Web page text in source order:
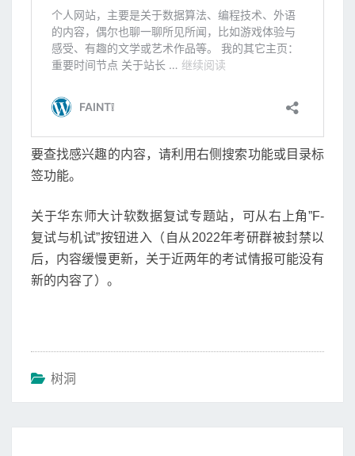
に
つ
い
要查找感兴趣的内容，请利用右侧搜索功能或目录标
签功能。
关于华东师大计软数据复试专题站，可从右上角”F-
复试与机试”按钮进入（自从2022年考研群被封禁以
后，内容缓慢更新，关于近两年的考试情报可能没有
新的内容了）。
树洞